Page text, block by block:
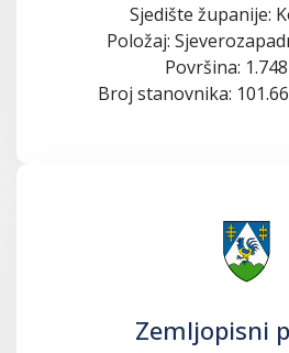
Sjedište županije:
Položaj:
Površina:
Broj stanovnika:
Zemljopisni